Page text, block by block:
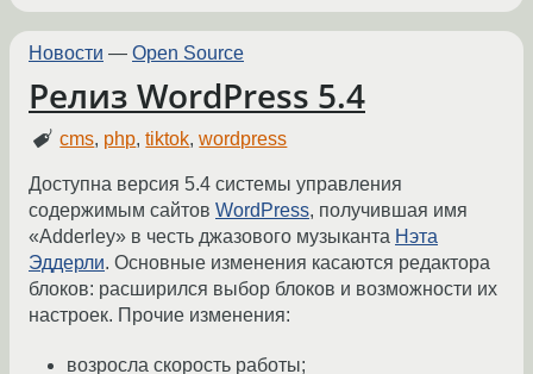
Новости — Open Source
Релиз WordPress 5.4
cms, php,tiktok,wordpress
Доступна версия 5.4 системы управления
содержимым сайтов WordPress, получившая имя
«Adderley» в честь джазового музыканта Нэта
Эддерли. Основные изменения касаются редактора
блоков: расширился выбор блоков и возможности их
настроек. Прочие изменения:
возросла скорость работы;